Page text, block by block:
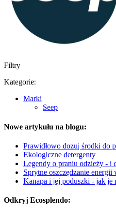
Filtry
Kategorie:
Marki
Seep
Nowe artykułu na blogu:
Prawidłowo dozuj środki do
Ekologiczne detergenty
Legendy o praniu odzieży - i
Sprytne oszczędzanie energii
Kanapa i jej poduszki - jak je
Odkryj Ecosplendo: